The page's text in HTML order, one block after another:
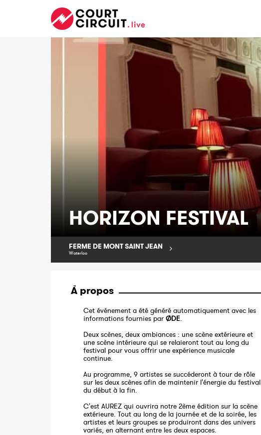
HORIZON FESTIVAL
FERME DE MONT SAINT JEAN
Waterloo
À propos
Cet événement a été généré automatiquement avec les
informations fournies par ØDE.
Deux scènes, deux ambiances : une scène extérieure et
une scène intérieure qui se relaieront tout au long du
festival pour vous offrir une expérience musicale
continue.
Au programme, 9 artistes se succéderont à tour de rôle
sur les deux scènes afin de maintenir l'énergie du festival
du début à la fin.
C'est AUREZ qui ouvrira notre 2ème édition sur la scène
extérieure. Tout au long de la journée et de la soirée, les
artistes et leurs groupes se produiront dans des univers
variés, en alternant entre les deux espaces.